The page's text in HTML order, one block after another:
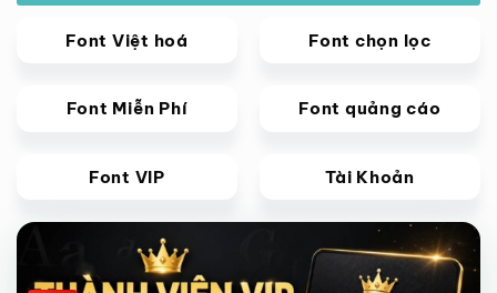
Font Việt hoá Font chọn lọc
Font Miễn Phí Font quảng cáo
Font VIP Tài Khoản
Giảm giá!